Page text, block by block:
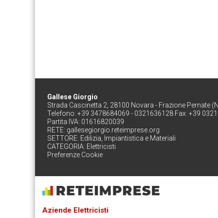
Gallese Giorgio
Strada Cascinetta 2, 28100 Novara - Frazione Pernate
Telefono: +39 3478684069 - 0321636128 Fax: +39
Partita IVA: 01616820039
RETE: gallesegiorgio.reteimprese.org
SETTORE: Edilizia, Impiantistica e Materiali
CATEGORIA: Elettricisti
Preferenze Cookie
Aziende Elettricisti